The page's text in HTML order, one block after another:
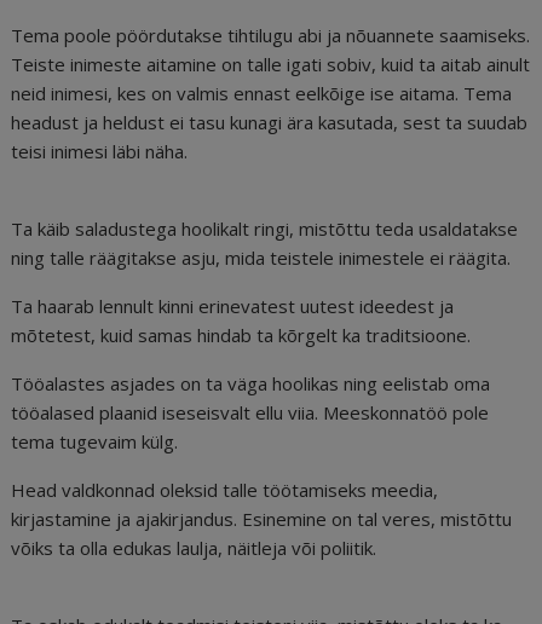
Tema poole pöördutakse tihtilugu abi ja nõuannete saamiseks.
Teiste inimeste aitamine on talle igati sobiv, kuid ta aitab ainult
neid inimesi, kes on valmis ennast eelkõige ise aitama. Tema
headust ja heldust ei tasu kunagi ära kasutada, sest ta suudab
teisi inimesi läbi näha.
Ta käib saladustega hoolikalt ringi, mistõttu teda usaldatakse
ning talle räägitakse asju, mida teistele inimestele ei räägita.
Ta haarab lennult kinni erinevatest uutest ideedest ja
mõtetest, kuid samas hindab ta kõrgelt ka traditsioone.
Tööalastes asjades on ta väga hoolikas ning eelistab oma
tööalased plaanid iseseisvalt ellu viia. Meeskonnatöö pole
tema tugevaim külg.
Head valdkonnad oleksid talle töötamiseks meedia,
kirjastamine ja ajakirjandus. Esinemine on tal veres, mistõttu
võiks ta olla edukas laulja, näitleja või poliitik.